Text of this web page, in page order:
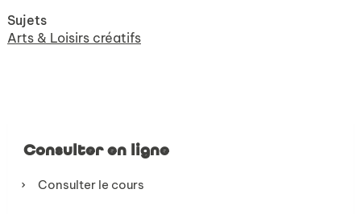
Sujets
Arts & Loisirs créatifs
Consulter en ligne
Consulter le cours